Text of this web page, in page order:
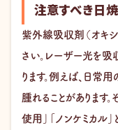
注意すべき日
紫外線吸収剤（オキ
さい。レーザー光を吸
ります。例えば、日常
腫れることがあります
使用」「ノンケミカル